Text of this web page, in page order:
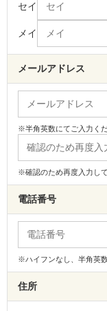
セイ
メイ
メールアドレス
※半角英数にてご入力くだ
※確認のため再度入力して
電話番号
※ハイフンなし、半角英
住所